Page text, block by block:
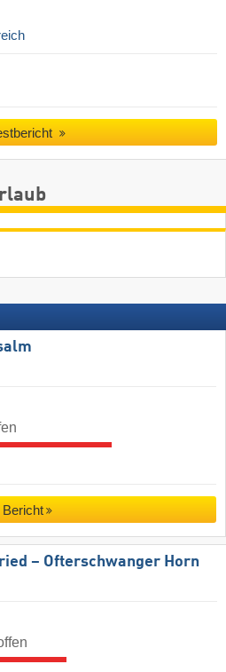
Bericht
– Ofterschwanger Horn